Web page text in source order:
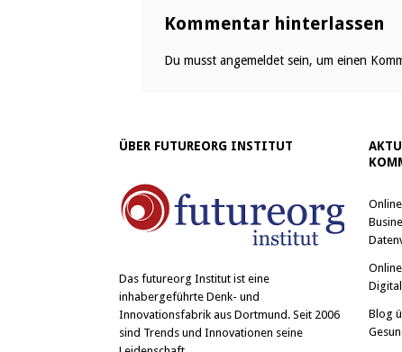
Kommentar hinterlassen
Du musst angemeldet sein, um einen
ÜBER FUTUREORG INSTITUT
Das futureorg Institut ist eine
inhabergeführte Denk- und
Innovationsfabrik aus Dortmund. Seit 2006
sind Trends und Innovationen seine
Blog